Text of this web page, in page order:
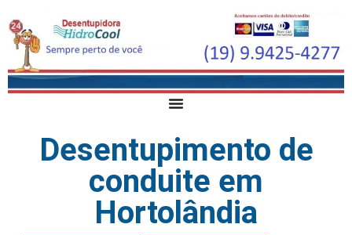
Desentupimento de
conduite em
Hortolândia